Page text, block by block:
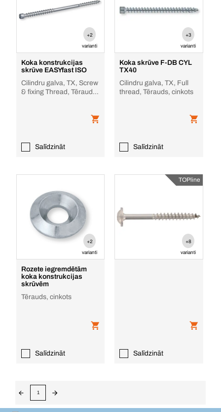
+2
varianti
Koka konstrukcijas
skrūve EASYfast ISO
Cilindru galva, TX, Screw
& fixing Thread, Tērauds,
Salīdzināt
+3
varianti
Koka skrūve F-DB CYL
TX40
Cilindru galva, TX, Full
thread, Tērauds, cinkots
Salīdzināt
+2
varianti
Rozete iegremdētām
koka konstrukcijas
skrūvēm
Tērauds, cinkots
Salīdzināt
TOPline
+8
varianti
Salīdzināt
1